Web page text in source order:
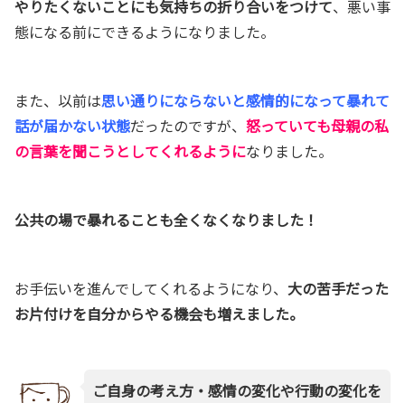
やりたくないことにも気持ちの折り合いをつけて、悪い事
態になる前にできるようになりました。
また、以前は思い通りにならないと感情的になって暴れて
話が届かない状態だったのですが、 怒っていても母親の私
の言葉を聞こうとしてくれるようになりました。
公共の場で暴れることも全くなくなりました！
お手伝いを進んでしてくれるようになり、 大の苦手だった
お片付けを自分からやる機会も増えました。
ご自身の考え方・感情の変化や行動の変化を